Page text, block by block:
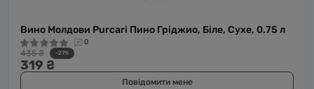
Вино Молдови Purcari Пино Гріджио, Біле, Сухе, 0.75 л
0
435 ₴ -27%
319 ₴
Повідомити мене